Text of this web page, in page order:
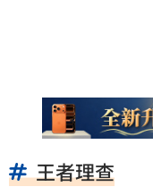
王者理查